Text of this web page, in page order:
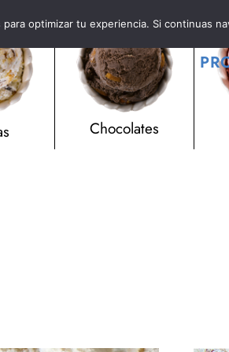
Chocolates
optimizar tu experiencia. Si continuas